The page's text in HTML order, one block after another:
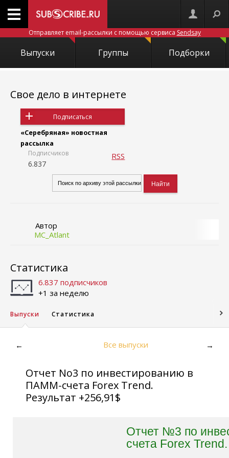
Отправляет email-рассылки с помощью сервиса Sendsay
Выпуски Группы Подборки
Свое дело в интернете
Подписаться
«Серебряная» новостная
рассылка
Подписчиков
6.837
RSS
Автор
MC_Atlant
Статистика
6.837 подписчиков
+1 за неделю
Выпуски Статистика
← Все выпуски →
Отчет No3 по инвестированию в
ПАММ-счета Forex Trend.
Результат +256,91$
Отчет №3 по
счета Forex